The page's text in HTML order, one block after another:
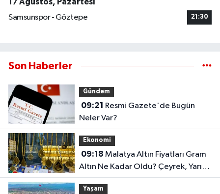
17 Ağustos, Pazartesi
Samsunspor - Göztepe
21:30
Son Haberler
Gündem
09:21
Neler Var?
Ekonomi
09:18
Altın Ne Kadar Oldu? Çeyrek, Yarım
ve Ata Altın Kaç TL?
Yaşam